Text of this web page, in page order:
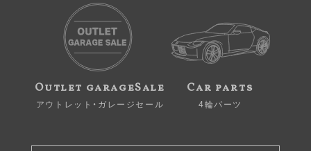
Outlet garageSale
アウトレット・ガレージセール
Car parts
4輪パーツ